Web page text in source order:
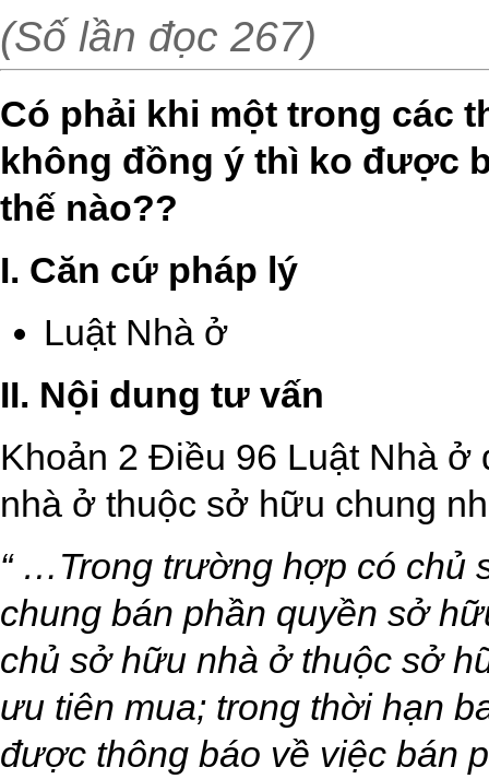
(Số lần đọc 267)
Có phải khi một trong các
không đồng ý thì ko được
thế nào??
I. Căn cứ pháp lý
Luật Nhà ở
II. Nội dung tư vấn
Khoản 2 Điều 96 Luật Nhà ở
nhà ở thuộc sở hữu chung
“ …Trong trường hợp có chủ
chung bán phần quyền sở
chủ sở hữu nhà ở thuộc sở
ưu tiên mua; trong thời hạn
được thông báo về việc bán